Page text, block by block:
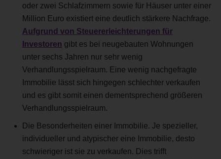
oder zwei Schlafzimmern sowie für Häuser unter einer
Million Euro existiert eine deutlich stärkere Nachfrage.
Aufgrund von Steuererleichterungen für
Investoren gibt es bei neugebauten Wohnungen
unter sechs Jahren nur sehr wenig
Verhandlungsspielraum. Eine wenig nachgefragte
Immobilie lässt sich hingegen schlechter verkaufen
und es gibt somit einen dementsprechend größeren
Verhandlungsspielraum.
Die Besonderheiten einer Immobilie. Je spezieller,
individueller und atypischer eine Immobilie, desto
schwieriger ist sie zu verkaufen. Dies trifft